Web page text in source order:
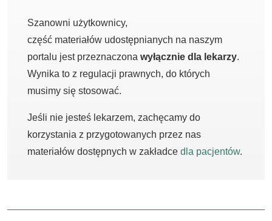
Szanowni użytkownicy,
część materiałów udostępnianych na naszym
portalu jest przeznaczona wyłącznie dla lekarzy.
Wynika to z regulacji prawnych, do których
musimy się stosować.
Jeśli nie jesteś lekarzem, zachęcamy do
korzystania z przygotowanych przez nas
materiałów dostępnych w zakładce dla pacjentów.